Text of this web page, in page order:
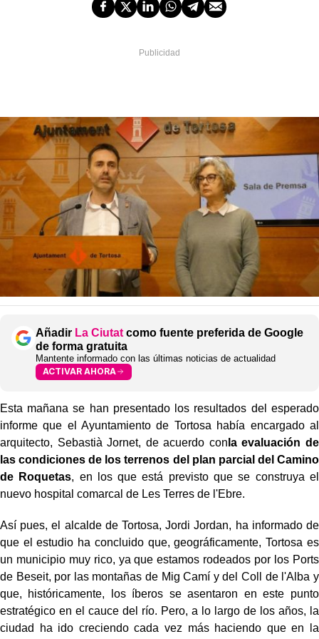
Añadir La Ciutat como fuente preferida de Google
de forma gratuita
Mantente informado con las últimas noticias de actualidad
ACTIVAR AHORA
Esta mañana se han presentado los resultados del esperado
informe que el Ayuntamiento de Tortosa había encargado al
arquitecto, Sebastià Jornet, de acuerdo con la evaluación de
las condiciones de los terrenos del plan parcial del Camino
de Roquetas, en los que está previsto que se construya el
nuevo hospital comarcal de Les Terres de l'Ebre.
Así pues, el alcalde de Tortosa, Jordi Jordan, ha informado de
que el estudio ha concluido que, geográficamente, Tortosa es
un municipio muy rico, ya que estamos rodeados por los Ports
de Beseit, por las montañas de Mig Camí y del Coll de l'Alba y
que, históricamente, los íberos se asentaron en este punto
estratégico en el cauce del río. Pero, a lo largo de los años, la
ciudad ha ido creciendo cada vez más haciendo que en la